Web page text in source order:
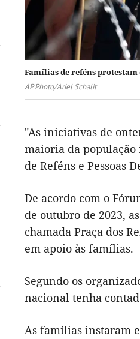
Famílias de reféns protestam
AP Photo/Ariel Schalit
"As iniciativas de
maioria da
de Reféns e Pessoas
De acordo com o
de outubro de 2023,
chamada Praça dos
em apoio às famílias.
Segundo os
nacional tenha
As famílias instaram